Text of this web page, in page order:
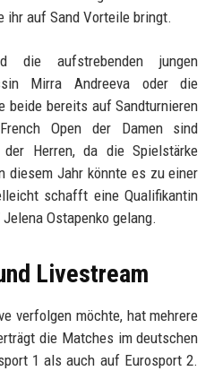
ihr auf Sand Vorteile bringt.
die aufstrebenden jungen
Mirra Andreeva oder die
beide bereits auf Sandturnieren
Open der Damen sind
Herren, da die Spielstärke
diesem Jahr könnte es zu einer
schafft eine Qualifikantin
Ostapenko gelang.
Livestream
verfolgen möchte, hat mehrere
die Matches im deutschen
1 als auch auf Eurosport 2.